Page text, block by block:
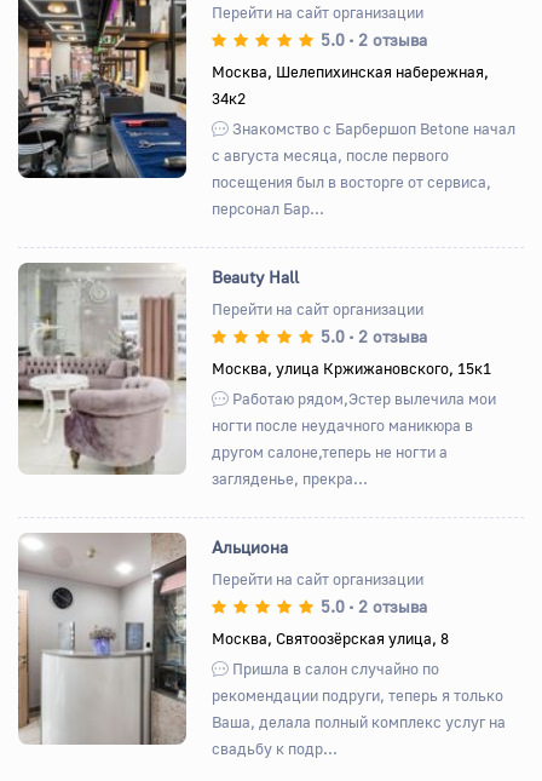
Назад Вперед
Перейти на сайт организации
5.0 • 2 отзыва
Москва, Шелепихинская набережная,
34к2
Знакомство с Барбершоп Betone начал
с августа месяца, после первого
посещения был в восторге от сервиса,
персонал Бар...
Назад Вперед
Beauty Hall
Перейти на сайт организации
5.0 • 2 отзыва
Москва, улица Кржижановского, 15к1
Работаю рядом,Эстер вылечила мои
ногти после неудачного маникюра в
другом салоне,теперь не ногти а
загляденье, прекра...
Назад Вперед
Альциона
Перейти на сайт организации
5.0 • 2 отзыва
Москва, Святоозёрская улица, 8
Пришла в салон случайно по
рекомендации подруги, теперь я только
Ваша, делала полный комплекс услуг на
свадьбу к подр...